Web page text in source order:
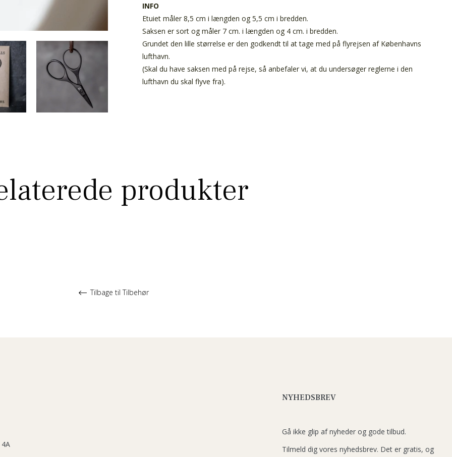
INFO
Etuiet måler 8,5 cm i længden og 5,5 cm i bredden.
Saksen er sort og måler 7 cm. i længden og 4 cm. i bredden.
Grundet den lille størrelse er den godkendt til at tage med på flyrejsen af Københavns
lufthavn.
(Skal du have saksen med på rejse, så anbefaler vi, at du undersøger reglerne i den
lufthavn du skal flyve fra).
produkter
Tilbage til Tilbehør
NYHEDSBREV
Gå ikke glip af nyheder og gode tilbud.
Tilmeld dig vores nyhedsbrev. Det er gratis, og